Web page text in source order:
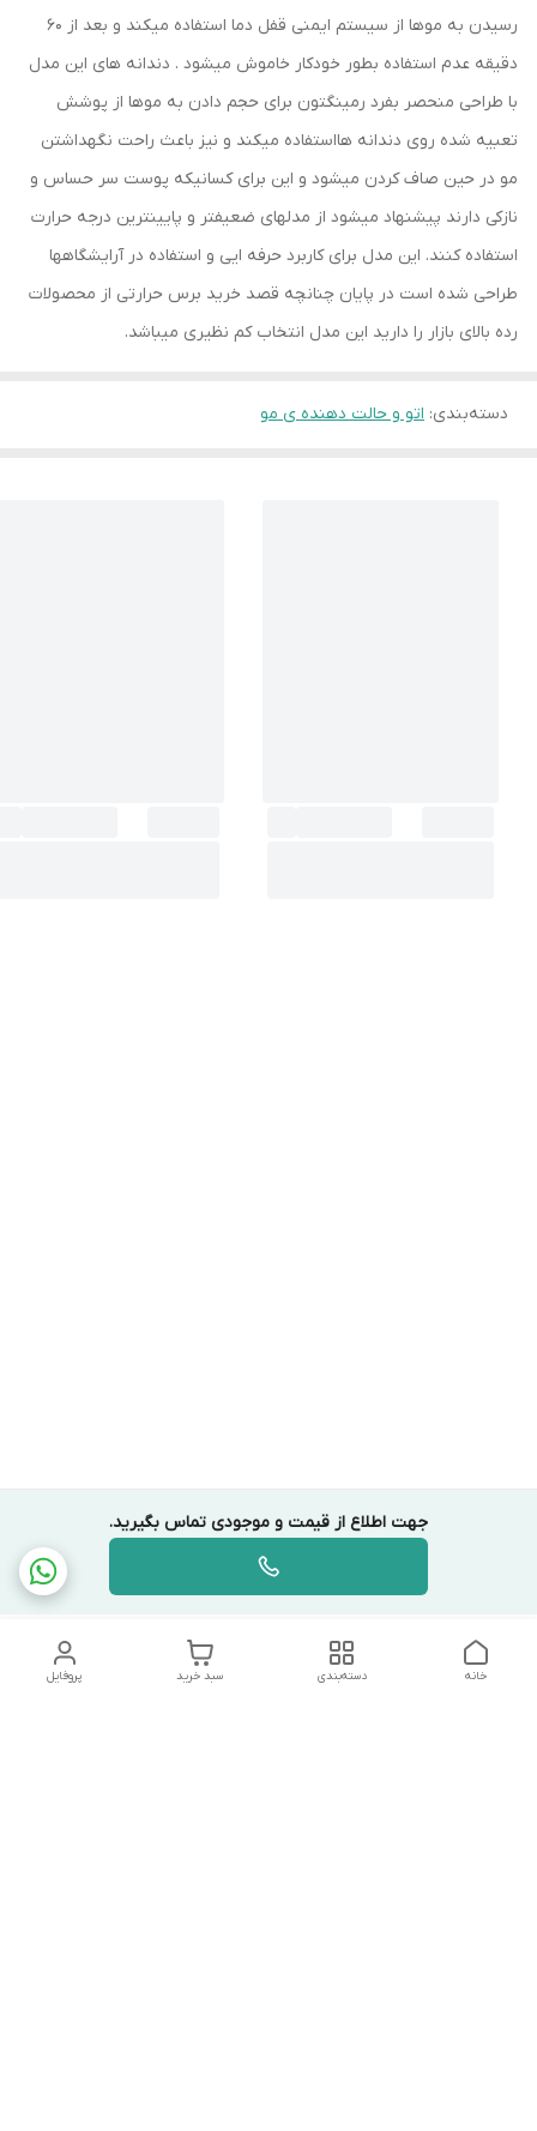
جهت اطلاع از قیمت و موجودی تماس بگیرید.
رسیدن به موها از سیستم ایمنی قفل دما استفاده میکند و بعد از 60
دقیقه عدم استفاده بطور خودکار خاموش میشود . دندانه های این مدل
با طراحی منحصر بفرد رمینگتون برای حجم دادن به موها از پوشش
تعبیه شده روی دندانه هااستفاده میکند و نیز باعث راحت نگهداشتن
مو در حین صاف کردن میشود و این برای کسانیکه پوست سر حساس و
نازکی دارند پیشنهاد میشود از مدلهای ضعیفتر و پایینترین درجه حرارت
استفاده کنند. این مدل برای کاربرد حرفه ایی و استفاده در آرایشگاهها
طراحی شده است در پایان چنانچه قصد خرید برس حرارتی از محصولات
رده بالای بازار را دارید این مدل انتخاب کم نظیری میباشد.
دسته‌بندی: اتو و حالت دهنده ی مو
پروفایل سبد خرید دسته‌بندی خانه